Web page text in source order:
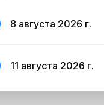
8 августа 2026 г.
11 августа 2026 г.